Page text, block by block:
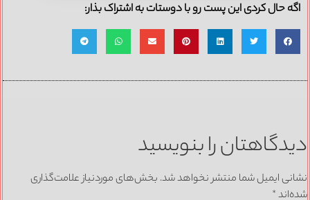
حال کردی این پست رو با دوستات به اشتراک بذار:
را بنویسید
ایمیل شما منتشر نخواهد شد.بخش‌های موردنیاز علامت‌گذاری
*